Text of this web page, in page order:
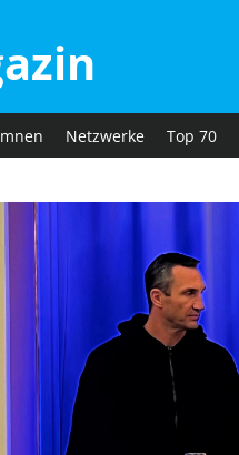
Netzwerke Top 70